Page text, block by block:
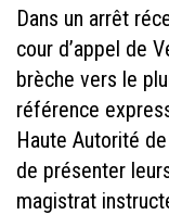
Dans un arrêt
cour d’appel de
brèche vers le
référence
Haute Autorité
de présenter
magistrat